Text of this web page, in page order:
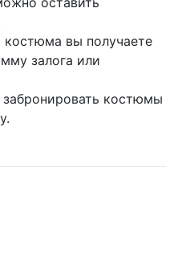
костюма вы получаете
залога или
костюмы